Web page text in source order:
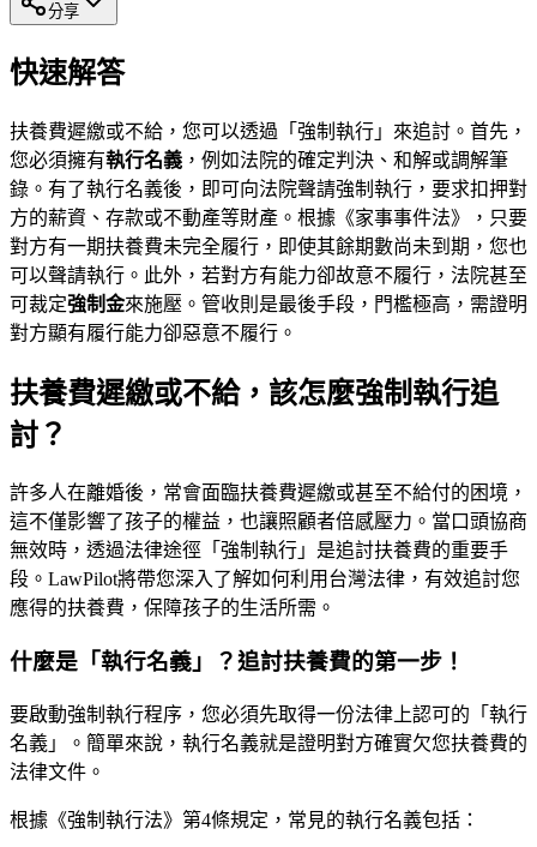
分享
快速解答
扶養費遲繳或不給，您可以透過「強制執行」來追討。首先，
您必須擁有執行名義 ，例如法院的確定判決、和解或調解筆
錄。有了執行名義後，即可向法院聲請強制執行，要求扣押對
方的薪資、存款或不動產等財產。根據《家事事件法》，只要
對方有一期扶養費未完全履行，即使其餘期數尚未到期，您也
可以聲請執行。此外，若對方有能力卻故意不履行，法院甚至
可裁定強制金來施壓。管收則是最後手段，門檻極高，需證明
對方顯有履行能力卻惡意不履行。
扶養費遲繳或不給，該怎麼強制執行追
討？
許多人在離婚後，常會面臨扶養費遲繳或甚至不給付的困境，
這不僅影響了孩子的權益，也讓照顧者倍感壓力。當口頭協商
無效時，透過法律途徑「強制執行」是追討扶養費的重要手
段。LawPilot將帶您深入了解如何利用台灣法律，有效追討您
應得的扶養費，保障孩子的生活所需。
什麼是「執行名義」？追討扶養費的第一步！
要啟動強制執行程序，您必須先取得一份法律上認可的「執行
名義」。簡單來說，執行名義就是證明對方確實欠您扶養費的
法律文件。
根據《強制執行法》第4條規定，常見的執行名義包括：